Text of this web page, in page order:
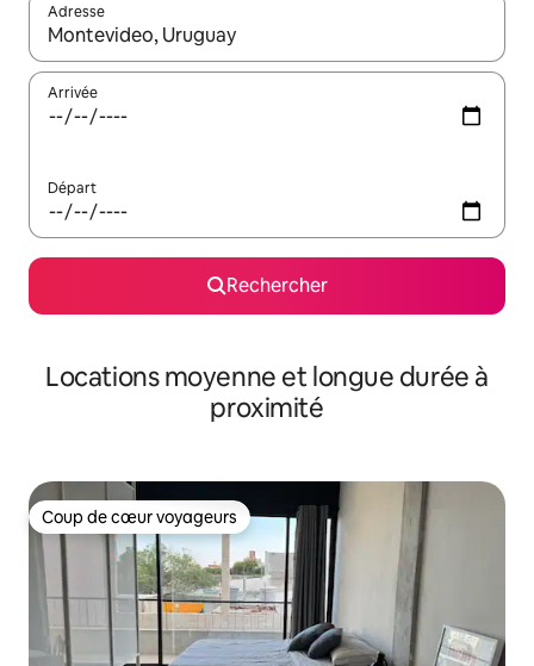
Adresse
Lorsque les résultats s'affichent, utilisez les flèches vers le
Arrivée
Départ
Rechercher
Locations moyenne et longue durée à
proximité
Coup de cœur voyageurs
Coup de cœur voyageurs